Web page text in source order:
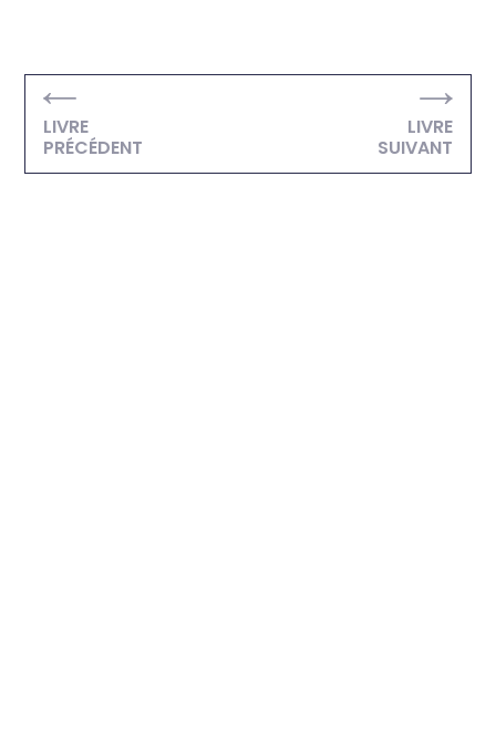
LIVRE
PRÉCÉDENT
LIVRE
SUIVANT